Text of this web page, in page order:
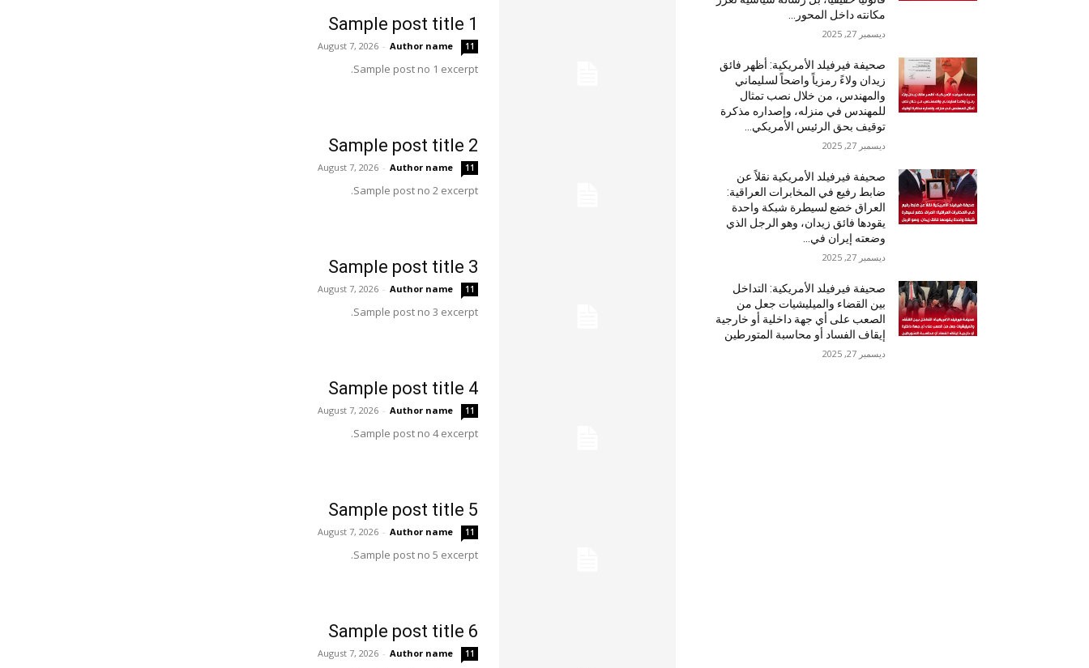
Sample post title 1
Author name
-
August 7, 2026 11
Sample post no 1 excerpt.
Sample post title 2
Author name
-
August 7, 2026 11
Sample post no 2 excerpt.
Sample post title 3
Author name
-
August 7, 2026 11
Sample post no 3 excerpt.
Sample post title 4
Author name
-
August 7, 2026 11
Sample post no 4 excerpt.
Sample post title 5
Author name
-
August 7, 2026 11
Sample post no 5 excerpt.
Sample post title 6
Author name
-
August 7, 2026 11
مكانته داخل المحور...
ديسمبر 27, 2025
صحيفة فيرفيلد الأمريكية: أظهر فائق
زيدان ولاءً رمزياً واضحاً لسليماني
والمهندس، من خلال نصب تمثال
للمهندس في منزله، وإصداره مذكرة
توقيف بحق الرئيس الأمريكي...
ديسمبر 27, 2025
صحيفة فيرفيلد الأمريكية نقلاً عن
ضابط رفيع في المخابرات العراقية:
العراق خضع لسيطرة شبكة واحدة
يقودها فائق زيدان، وهو الرجل الذي
وضعته إيران في...
ديسمبر 27, 2025
صحيفة فيرفيلد الأمريكية: التداخل
بين القضاء والميليشيات جعل من
الصعب على أي جهة داخلية أو خارجية
إيقاف الفساد أو محاسبة المتورطين
ديسمبر 27, 2025